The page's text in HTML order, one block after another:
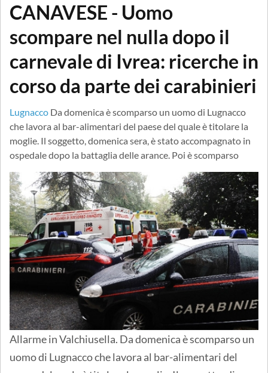
CANAVESE - Uomo
scompare nel nulla dopo il
carnevale di Ivrea: ricerche in
corso da parte dei carabinieri
Lugnacco Da domenica è scomparso un uomo di Lugnacco
che lavora al bar-alimentari del paese del quale è titolare la
moglie. Il soggetto, domenica sera, è stato accompagnato in
ospedale dopo la battaglia delle arance. Poi è scomparso
Allarme in Valchiusella. Da domenica è scomparso un
uomo di Lugnacco che lavora al bar-alimentari del